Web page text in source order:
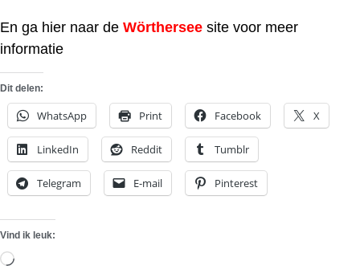
En ga hier naar de Wörthersee site voor meer
informatie
Dit delen:
WhatsApp Print Facebook X
LinkedIn Reddit Tumblr
Telegram E-mail Pinterest
Vind ik leuk:
Aan